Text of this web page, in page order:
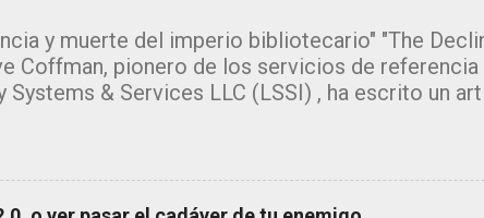
ofrece. ¡¡El tema da para escribir un
hay muchas. Por otro lado, se trata de
ya que las evidencias del decreciente uso de las
y muerte del imperio bibliotecario" "The
Coffman, pionero de los servicios de
& Services LLC (LSSI) , ha escrito un